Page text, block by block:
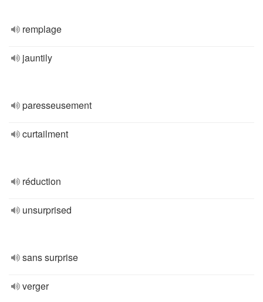
remplage
jauntily
paresseusement
curtailment
réduction
unsurprised
sans surprise
verger